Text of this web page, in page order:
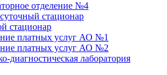
отделение №4
стационар
стационар
платных услуг АО №1
платных услуг АО №2
диагностическая лаборатория